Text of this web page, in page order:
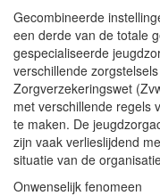
Gecombineerde
een derde van de totale
gespecialiseerde
verschillende
Zorgverzekeringswet
met verschillende regels
te maken. De
zijn vaak verlieslijdend
situatie van de
Onwenselijk fenomeen